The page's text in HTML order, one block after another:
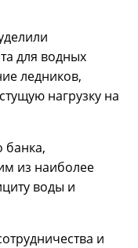
для водных
ледников,
нагрузку на
банка,
из наиболее
воды и
и